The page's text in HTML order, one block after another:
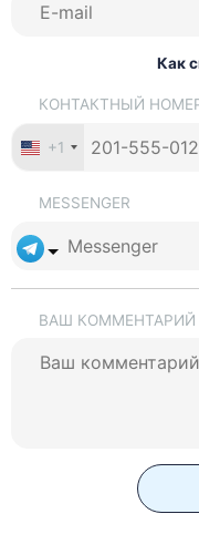
Как
КОНТАКТНЫЙ
+1
MESSENGER
ВАШ КОММЕНТАРИЙ